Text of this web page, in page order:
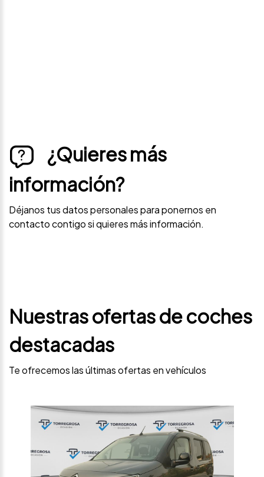
¿Quieres más
información?
Déjanos tus datos personales para ponernos en
contacto contigo si quieres más información.
Nuestras ofertas de coches
destacadas
Te ofrecemos las últimas ofertas en vehículos